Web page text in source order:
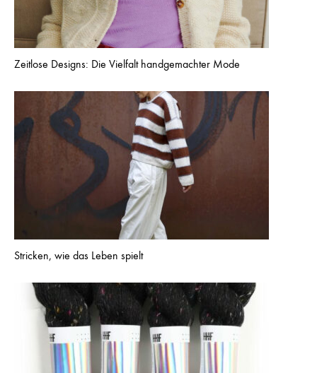
Zeitlose Designs: Die Vielfalt handgemachter Mode
Stricken, wie das Leben spielt